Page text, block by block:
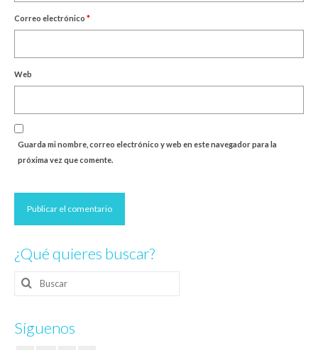
Correo electrónico *
Web
Guarda mi nombre, correo electrónico y web en este navegador para la
próxima vez que comente.
¿Qué quieres buscar?
Buscar
por:
Síguenos